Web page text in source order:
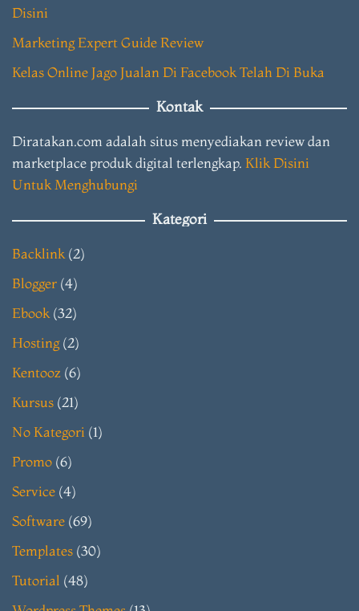
Disini
Marketing Expert Guide Review
Kelas Online Jago Jualan Di Facebook Telah Di Buka
Kontak
Diratakan.com adalah situs menyediakan review dan
marketplace produk digital terlengkap. Klik Disini
Untuk Menghubungi
Kategori
Backlink (2)
Blogger (4)
Ebook (32)
Hosting(2)
Kentooz (6)
Kursus (21)
No Kategori (1)
Promo (6)
Service (4)
Software (69)
Templates (30)
Tutorial (48)